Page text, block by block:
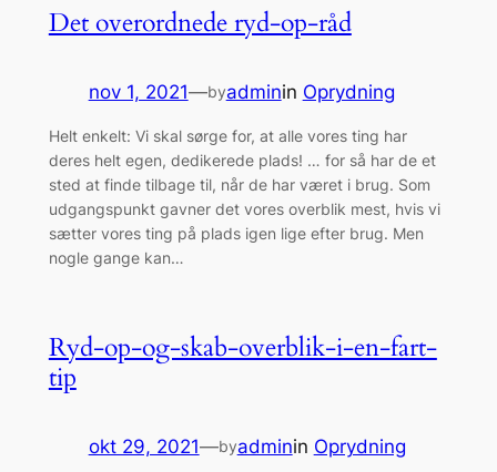
Det overordnede ryd-op-råd
nov 1, 2021—byadminin Oprydning
Helt enkelt: Vi skal sørge for, at alle vores ting har
deres helt egen, dedikerede plads! … for så har de et
sted at finde tilbage til, når de har været i brug. Som
udgangspunkt gavner det vores overblik mest, hvis vi
sætter vores ting på plads igen lige efter brug. Men
nogle gange kan…
Ryd-op-og-skab-overblik-i-en-fart-
tip
okt 29, 2021—byadminin Oprydning